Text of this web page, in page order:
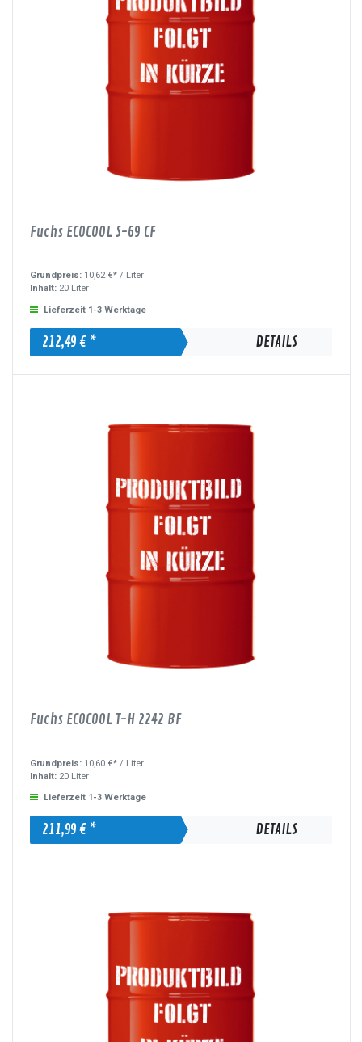
Fuchs ECOCOOL S-69 CF
Grundpreis: 10,62 €* / Liter
Inhalt: 20 Liter
Lieferzeit 1-3 Werktage
212,49 € * DETAILS
Fuchs ECOCOOL T-H 2242 BF
Grundpreis: 10,60 €* / Liter
Inhalt: 20 Liter
Lieferzeit 1-3 Werktage
211,99 € * DETAILS